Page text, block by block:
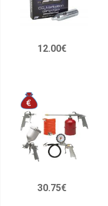
12.00€
30.75€